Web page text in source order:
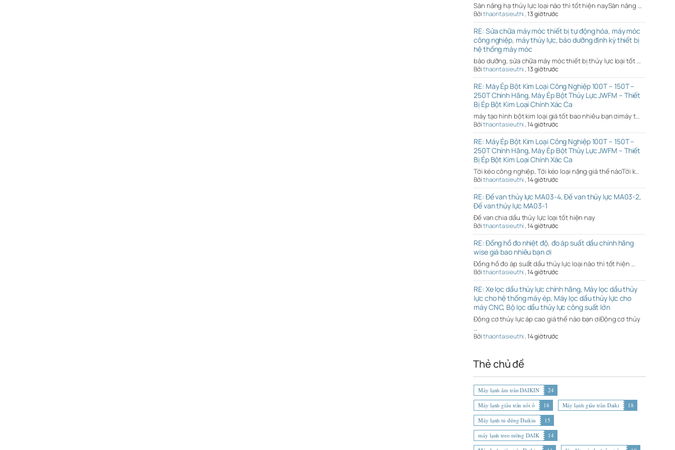
Sàn nâng hạ thủy lực loại nào thì tốt hiện naySàn nâng …
Bởithaontasieuthi,13 giờ trước
RE: Sửa chữa máy móc thiết bị tự động hóa, máy móc
công nghiệp, máy thủy lực, bảo dưỡng định kỳ thiết bị
hệ thống máy móc
bảo dưỡng, sửa chữa máy móc thiết bị thủy lực loại tốt …
Bởithaontasieuthi,13 giờ trước
RE: Máy Ép Bột Kim Loại Công Nghiệp 100T – 150T –
250T Chính Hãng, Máy Ép Bột Thủy Lực JWFM – Thiết
Bị Ép Bột Kim Loại Chính Xác Ca
máy tạo hình bột kim loại giá tốt bao nhiêu bạn ơimáy t…
Bởithaontasieuthi,14 giờ trước
RE: Máy Ép Bột Kim Loại Công Nghiệp 100T – 150T –
250T Chính Hãng, Máy Ép Bột Thủy Lực JWFM – Thiết
Bị Ép Bột Kim Loại Chính Xác Ca
Tời kéo công nghiệp, Tới kéo loại nặng giá thế nàoTời k…
Bởithaontasieuthi,14 giờ trước
RE: Đế van thủy lực MA03-4, Đế van thủy lực MA03-2,
Đế van thủy lực MA03-1
Đế van chia dầu thủy lực loại tốt hiện nay
Bởithaontasieuthi,14 giờ trước
RE: Đồng hồ đo nhiệt độ, đo áp suất dầu chính hãng
wise giá bao nhiêu bạn ơi
Đồng hồ đo áp suất dầu thủy lực loại nào thì tốt hiện …
Bởithaontasieuthi,14 giờ trước
RE: Xe lọc dầu thủy lực chính hãng, Máy lọc dầu thủy
lực cho hệ thống máy ép, Máy lọc dầu thủy lực cho
máy CNC, Bộ lọc dầu thủy lực công suất lớn
Động cơ thủy lực áp cao giá thế nào bạn ơiĐộng cơ thủy
…
Bởithaontasieuthi,14 giờ trước
Thẻ chủ đề
Máy lạnh âm trần DAIKIN
24
Máy lạnh giấu trần nối ố
18 Máy lạnh giấu trần Daiki
18
Máy lạnh tủ đứng Daikin
15
máy lạnh treo tường DAIK
14